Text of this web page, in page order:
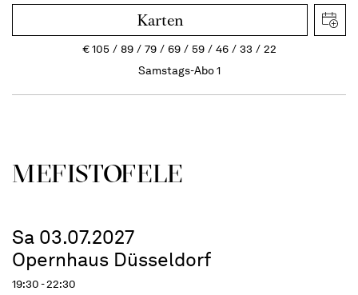
Karten
€105 89 79 69 59 46 33
22
Samstags-Abo 1
MEFISTOFELE
Sa 03.07.2027
Opernhaus Düsseldorf
19:30 - 22:30